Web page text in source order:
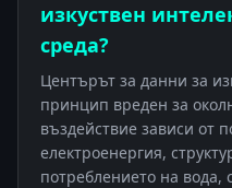
изкуствен
среда?
Центърът за данни за
принцип вреден за
въздействие зависи от
електроенергия,
потреблението на вода,